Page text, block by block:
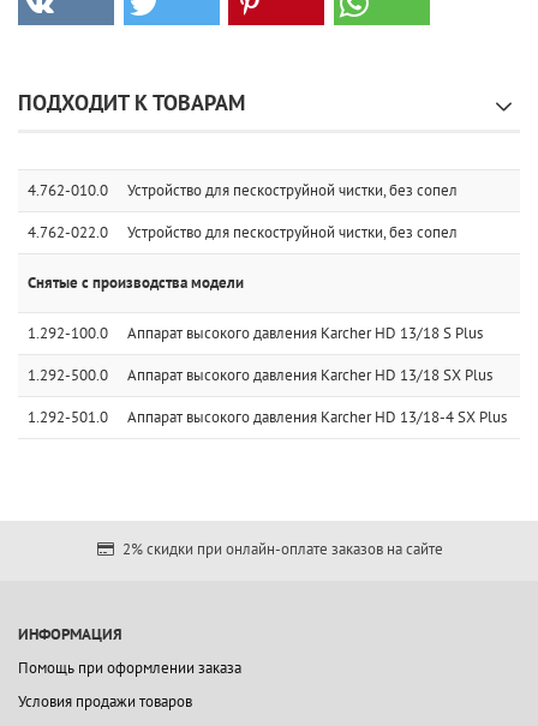
ПОДХОДИТ К ТОВАРАМ
4.762-010.0 Устройство для пескоструйной чистки, без сопел
4.762-022.0 Устройство для пескоструйной чистки, без сопел
Снятые с производства модели
1.292-100.0 Аппарат высокого давления Karcher HD 13/18 S Plus
1.292-500.0 Аппарат высокого давления Karcher HD 13/18 SX Plus
1.292-501.0 Аппарат высокого давления Karcher HD 13/18-4 SX Plus
2% скидки при онлайн-оплате заказов на сайте
ИНФОРМАЦИЯ
Помощь при оформлении заказа
Условия продажи товаров